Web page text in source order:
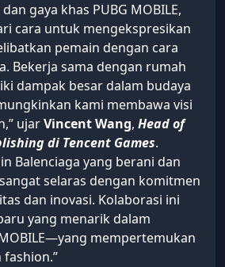
gaya khas PUBG MOBILE,
cara untuk mengekspresikan
pemain dengan cara
Bekerja sama dengan rumah
dampak besar dalam budaya
kami membawa visi
ujarVincent Wang, Head of
di Tencent Games.
Balenciaga yang berani dan
selaras dengan komitmen
dan inovasi. Kolaborasi ini
yang menarik dalam
mempertemukan